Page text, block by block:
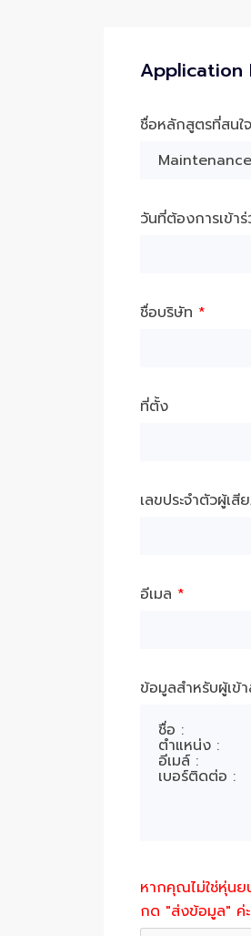
Application
ชื่อหลักสูตรที่สนใจ
วันที่ต้องการเข้า
ชื่อบริษัท *
ที่ตั้ง
เลขประจำตัวผู้เสี
อีเมล *
ข้อมูลสำหรับผู้เข้
หากคุณไม่ใช่หุ่น
กด "ส่งข้อมูล" ค่ะ